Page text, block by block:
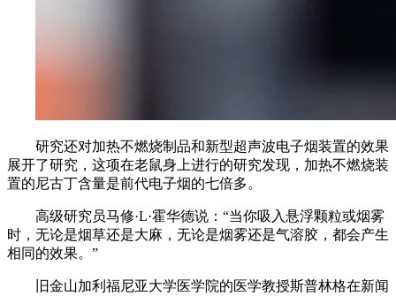
研究还对加热不燃烧制品和新型超声波电子烟装置的效果
展开了研究，这项在老鼠身上进行的研究发现，加热不燃烧装
置的尼古丁含量是前代电子烟的七倍多。
高级研究员马修·L·霍华德说：“当你吸入悬浮颗粒或烟雾
时，无论是烟草还是大麻，无论是烟雾还是气溶胶，都会产生
相同的效果。”
旧金山加利福尼亚大学医学院的医学教授斯普林格在新闻